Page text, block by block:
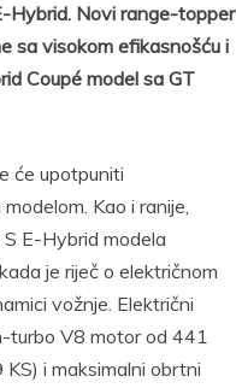
Hybrid. Novi range-topper
sa visokom efikasnošću i
Coupé model sa GT
će upotpuniti
Kao i ranije,
E-Hybrid modela
je riječ o električnom
vožnje. Električni
turbo V8 motor od 441
i maksimalni obrtni